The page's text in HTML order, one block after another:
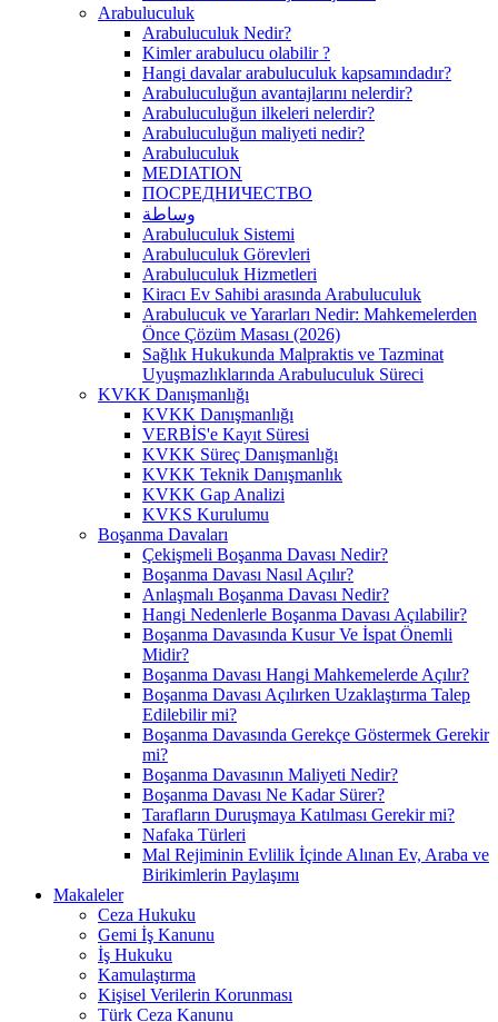
Arabuluculuk
Arabuluculuk Nedir?
Kimler arabulucu olabilir ?
Hangi davalar arabuluculuk kapsamındadır?
Arabuluculuğun avantajlarını nelerdir?
Arabuluculuğun ilkeleri nelerdir?
Arabuluculuğun maliyeti nedir?
Arabuluculuk
MEDIATION
ПОСРЕДНИЧЕСТВО
وساطة
Arabuluculuk Sistemi
Arabuluculuk Görevleri
Arabuluculuk Hizmetleri
Kiracı Ev Sahibi arasında Arabuluculuk
Arabulucuk ve Yararları Nedir: Mahkemelerden
Önce Çözüm Masası (2026)
Sağlık Hukukunda Malpraktis ve Tazminat
Uyuşmazlıklarında Arabuluculuk Süreci
KVKK Danışmanlığı
KVKK Danışmanlığı
VERBİS'e Kayıt Süresi
KVKK Süreç Danışmanlığı
KVKK Teknik Danışmanlık
KVKK Gap Analizi
KVKS Kurulumu
Boşanma Davaları
Çekişmeli Boşanma Davası Nedir?
Boşanma Davası Nasıl Açılır?
Anlaşmalı Boşanma Davası Nedir?
Hangi Nedenlerle Boşanma Davası Açılabilir?
Boşanma Davasında Kusur Ve İspat Önemli
Midir?
Boşanma Davası Hangi Mahkemelerde Açılır?
Boşanma Davası Açılırken Uzaklaştırma Talep
Edilebilir mi?
Boşanma Davasında Gerekçe Göstermek Gerekir
mi?
Boşanma Davasının Maliyeti Nedir?
Boşanma Davası Ne Kadar Sürer?
Tarafların Duruşmaya Katılması Gerekir mi?
Nafaka Türleri
Mal Rejiminin Evlilik İçinde Alınan Ev, Araba ve
Birikimlerin Paylaşımı
Makaleler
Ceza Hukuku
Gemi İş Kanunu
İş Hukuku
Kamulaştırma
Kişisel Verilerin Korunması
Türk Ceza Kanunu